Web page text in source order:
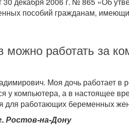
пособий гражданам,
можно работать за
Моя дочь работает в
у компьютера, а в настоящее
для работающих беременных
Ростов-на-Дону